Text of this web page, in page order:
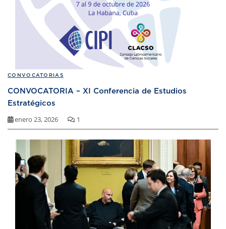
CONVOCATORIAS
CONVOCATORIA – XI Conferencia de Estudios
Estratégicos
enero 23, 2026 1